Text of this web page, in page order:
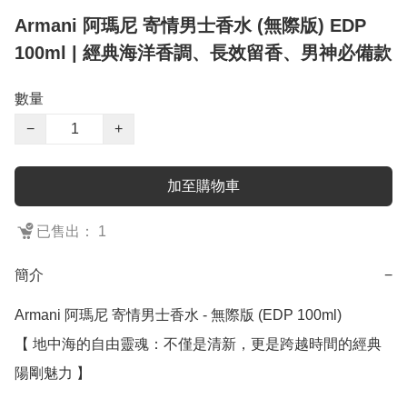
Armani 阿瑪尼 寄情男士香水 (無際版) EDP
100ml | 經典海洋香調、長效留香、男神必備款
數量
−
+
加至購物車
已售出： 1
簡介 −
Armani 阿瑪尼 寄情男士香水 - 無際版 (EDP 100ml)
【 地中海的自由靈魂：不僅是清新，更是跨越時間的經典
陽剛魅力 】